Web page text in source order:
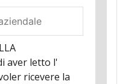
aver letto l'
ricevere la